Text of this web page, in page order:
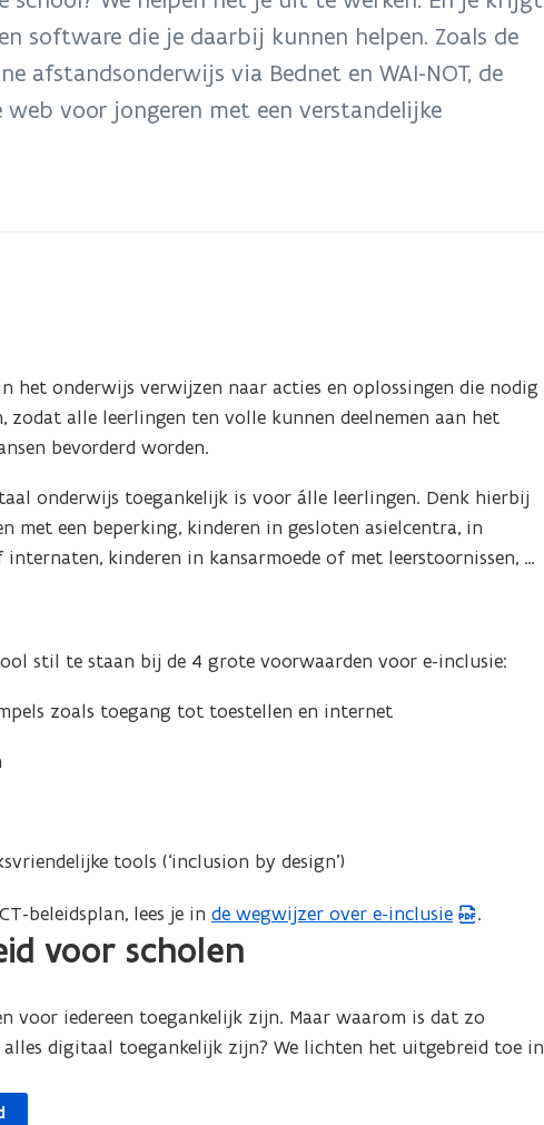
software die je daarbij kunnen helpen. Zoals de
afstandsonderwijs via Bednet en WAI-NOT, de
voor jongeren met een verstandelijke
het onderwijs verwijzen naar acties en oplossingen die nodig
alle leerlingen ten volle kunnen deelnemen aan het
bevorderd worden.
onderwijs toegankelijk is voor álle leerlingen. Denk hierbij
met een beperking, kinderen in gesloten asielcentra, in
kinderen in kansarmoede of met leerstoornissen, …
stil te staan bij de 4 grote voorwaarden voor e-inclusie:
zoals toegang tot toestellen en internet
tools (‘inclusion by design’)
beleidsplan, lees je inde wegwijzer over e-inclusie
(
P
F
b
e
.
voor scholen
voor iedereen toegankelijk zijn. Maar waarom is dat zo
alles digitaal toegankelijk zijn? We lichten het uitgebreid toe in